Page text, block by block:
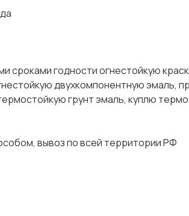
сроками годности огнестойкую
двухкомпонентную эмаль,
грунт эмаль, куплю
вывоз по всей территории РФ